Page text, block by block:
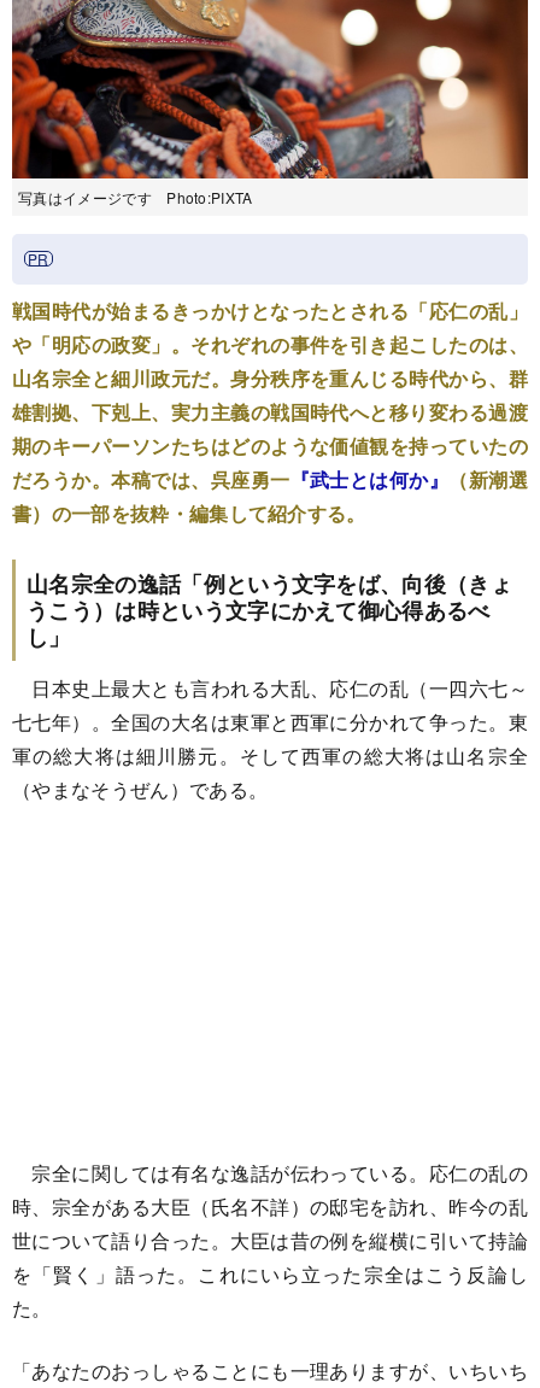
写真はイメージです Photo:PIXTA
戦国時代が始まるきっかけとなったとされる「応仁の乱」
や「明応の政変」。それぞれの事件を引き起こしたのは、
山名宗全と細川政元だ。身分秩序を重んじる時代から、群
雄割拠、下剋上、実力主義の戦国時代へと移り変わる過渡
期のキーパーソンたちはどのような価値観を持っていたの
だろうか。本稿では、呉座勇一 『武士とは何か』
（新潮選
書）の一部を抜粋・編集して紹介する。
山名宗全の逸話「例という文字をば、向後（きょ
うこう）は時という文字にかえて御心得あるべ
し」
日本史上最大とも言われる大乱、応仁の乱（一四六七～
七七年）。全国の大名は東軍と西軍に分かれて争った。東
軍の総大将は細川勝元。そして西軍の総大将は山名宗全
（やまなそうぜん）である。
宗全に関しては有名な逸話が伝わっている。応仁の乱の
時、宗全がある大臣（氏名不詳）の邸宅を訪れ、昨今の乱
世について語り合った。大臣は昔の例を縦横に引いて持論
を「賢く」語った。これにいら立った宗全はこう反論し
た。
「あなたのおっしゃることにも一理ありますが、いちいち